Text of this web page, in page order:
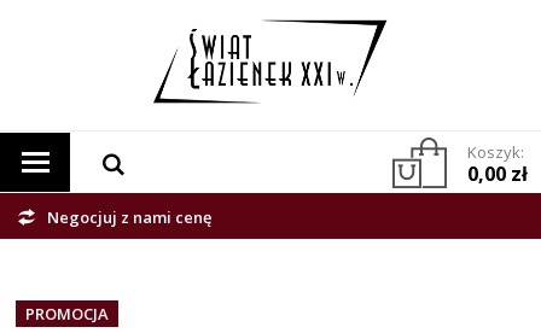
Koszyk:
0,00 zł
Negocjuj z nami cenę
PROMOCJA